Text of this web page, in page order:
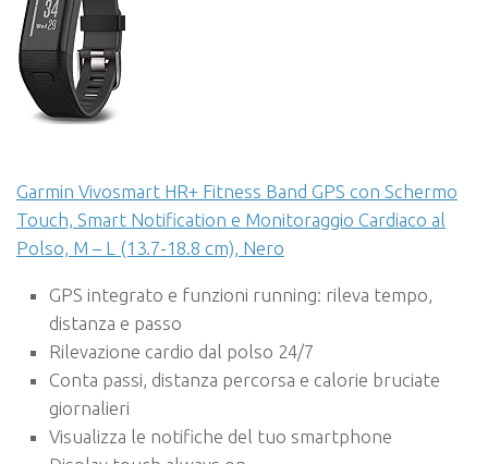
Garmin Vivosmart HR+ Fitness Band GPS con Schermo
Touch, Smart Notification e Monitoraggio Cardiaco al
Polso, M – L (13.7-18.8 cm), Nero
GPS integrato e funzioni running: rileva tempo,
distanza e passo
Rilevazione cardio dal polso 24/7
Conta passi, distanza percorsa e calorie bruciate
giornalieri
Visualizza le notifiche del tuo smartphone